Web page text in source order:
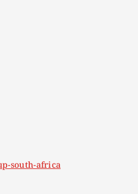
south-africa